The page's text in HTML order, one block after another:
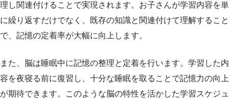
理し関連付けることで実現されます。お子さんが学習内容を単
に繰り返すだけでなく、既存の知識と関連付けて理解すること
で、記憶の定着率が大幅に向上します。
また、脳は睡眠中に記憶の整理と定着を行います。学習した内
容を夜寝る前に復習し、十分な睡眠を取ることで記憶力の向上
が期待できます。このような脳の特性を活かした学習スケジュ